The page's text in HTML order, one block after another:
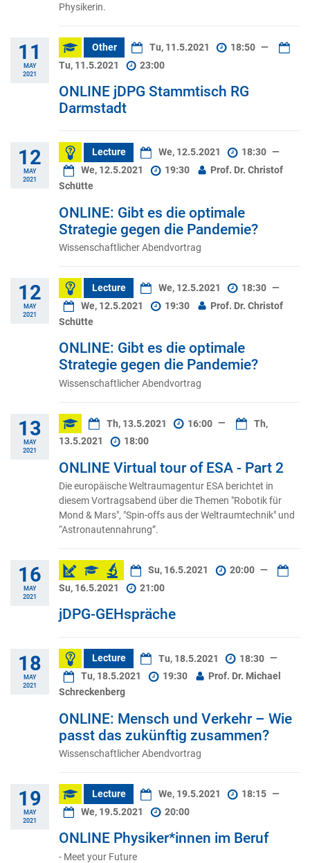
Physikerin.
11
MAY
2021
Other Tu, 11.5.2021 18:50 —
Tu, 11.5.2021
23:00
ONLINE jDPG Stammtisch RG
Darmstadt
12
MAY
2021
Lecture We, 12.5.2021 18:30 —
We, 12.5.2021
19:30
Prof. Dr. Christof
Schütte
ONLINE: Gibt es die optimale
Strategie gegen die Pandemie?
Wissenschaftlicher Abendvortrag
12
MAY
2021
Lecture We, 12.5.2021 18:30 —
We, 12.5.2021
19:30
Prof. Dr. Christof
Schütte
ONLINE: Gibt es die optimale
Strategie gegen die Pandemie?
Wissenschaftlicher Abendvortrag
13
MAY
2021
Th, 13.5.2021 16:00 —
Th,
13.5.2021
18:00
ONLINE Virtual tour of ESA - Part 2
Die europäische Weltraumagentur ESA berichtet in
diesem Vortragsabend über die Themen "Robotik für
Mond & Mars", "Spin-offs aus der Weltraumtechnik" und
“Astronautennahrung”.
16
MAY
2021
Su, 16.5.2021 20:00 —
Su, 16.5.2021
21:00
jDPG-GEHspräche
18
MAY
2021
Lecture Tu, 18.5.2021 18:30 —
Tu, 18.5.2021
19:30
Prof. Dr. Michael
Schreckenberg
ONLINE: Mensch und Verkehr – Wie
passt das zukünftig zusammen?
Wissenschaftlicher Abendvortrag
19
MAY
2021
Lecture We, 19.5.2021 18:15 —
We, 19.5.2021
20:00
ONLINE Physiker*innen im Beruf
- Meet your Future